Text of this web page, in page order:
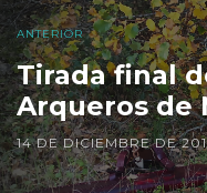
ANTERIOR
Tirada final
Arqueros de
14 DE DICIEMBRE DE